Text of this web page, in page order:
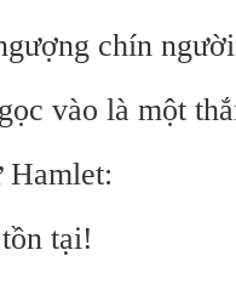
chín
vào là một
Hamlet:
tại!